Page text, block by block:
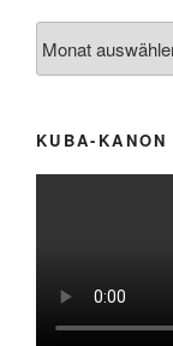
KUBA-KANON